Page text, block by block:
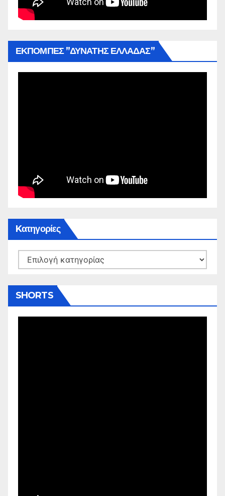
ΕΚΠΟΜΠΕΣ ”ΔΥΝΑΤΗΣ ΕΛΛΑΔΑΣ”
Kατηγορίες
Kατηγορίες
SHORTS